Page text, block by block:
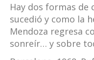
Hay dos formas
sucedió y como la
Mendoza regresa
sonreír… y sobre